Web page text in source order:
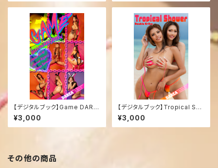
【デジタルブック】Game DARE
A Dream Factory Magazine
¥3,000
【デジタルブック】Tropical Sho
wer DAREA Dream Factory
Magazine
¥3,000
その他の商品